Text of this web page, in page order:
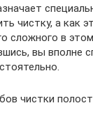
чистку, а как
сложного в
вы вполне
чистки